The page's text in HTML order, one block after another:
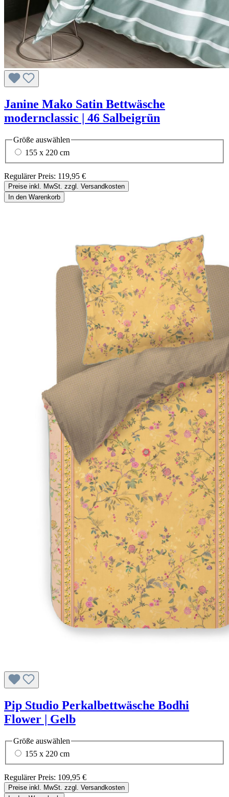
Janine Mako Satin Bettwäsche
modernclassic | 46 Salbeigrün
Größe auswählen
155 x 220 cm
Regulärer Preis: 119,95 €
Preise inkl. MwSt. zzgl. Versandkosten
In den Warenkorb
Pip Studio Perkalbettwäsche Bodhi
Flower | Gelb
Größe auswählen
155 x 220 cm
Regulärer Preis: 109,95 €
Preise inkl. MwSt. zzgl. Versandkosten